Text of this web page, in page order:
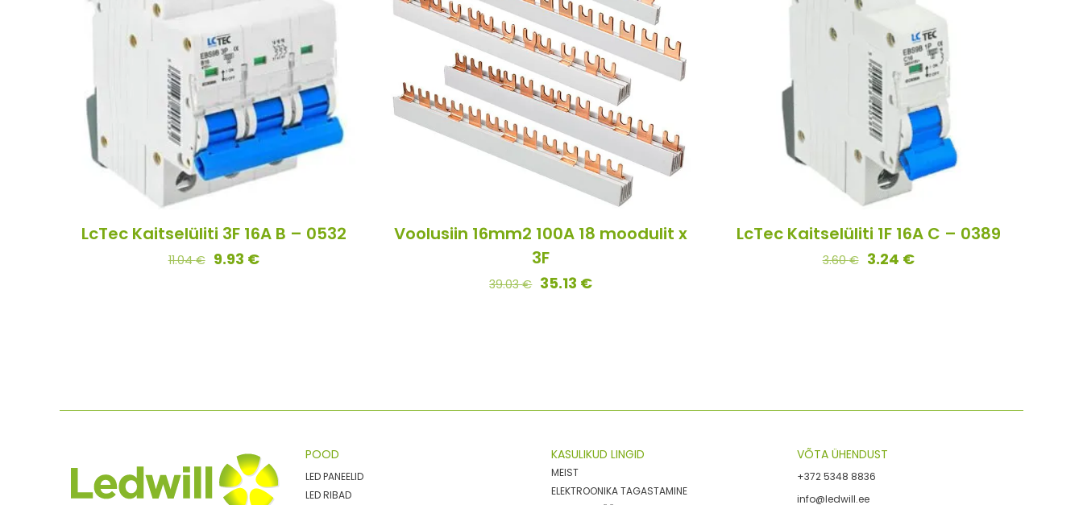
LcTec Kaitselüliti 3F 16A B – 0532
11.04€ 9.93 €
Voolusiin 16mm2 100A 18 moodulit x
3F
39.03€ 35.13 €
LcTec Kaitselüliti 1F 16A C – 0389
3.60€ 3.24 €
POOD
LED PANEELID
LED RIBAD
KASULIKUD LINGID
MEIST
ELEKTROONIKA TAGASTAMINE
VÕTA ÜHENDUST
+372 5348 8836
info@ledwill.ee